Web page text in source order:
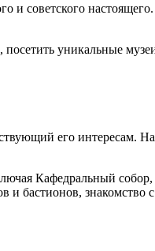
и советского
уникальные
его интересам.
Кафедральный
бастионов, знакомство с